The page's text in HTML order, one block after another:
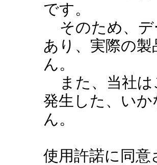
です。
そのため、デ
あり、実際の
ん。
また、当社は
発生した、い
ん。
使用許諾に同